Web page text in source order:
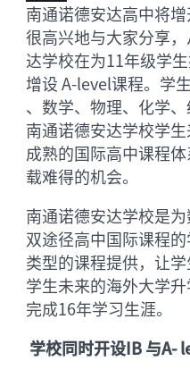
南通诺德安达高中将
很高兴地与大家分享
达学校在为11年级学
增设 A-level课程。学
、数学、物理、化学
南通诺德安达学校学
成熟的国际高中课程
载难得的机会。
南通诺德安达学校是
双途径高中国际课程
类型的课程提供，让
学生未来的海外大学
完成16年学习生涯。
学校同时开设IB 与A-